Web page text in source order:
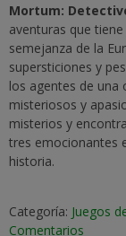
Mortum:
aventuras que
semejanza de la
supersticiones y
los agentes de una
misteriosos y
misterios y
tres emocionantes
historia.
Categoría: Juegos
Comentarios